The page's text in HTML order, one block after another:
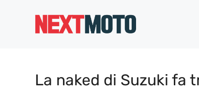
La naked di Suzuki fa